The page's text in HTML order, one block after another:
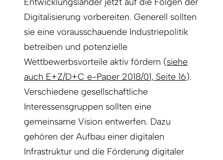
Digitalisierung vorbereiten. Generell sollten
sie eine vorausschauende Industriepolitik
betreiben und potenzielle
Wettbewerbsvorteile aktiv fördern (siehe
auch E+Z/D+C e-Paper 2018/01, Seite 16).
Verschiedene gesellschaftliche
Interessensgruppen sollten eine
gemeinsame Vision entwerfen. Dazu
gehören der Aufbau einer digitalen
Infrastruktur und die Förderung digitaler